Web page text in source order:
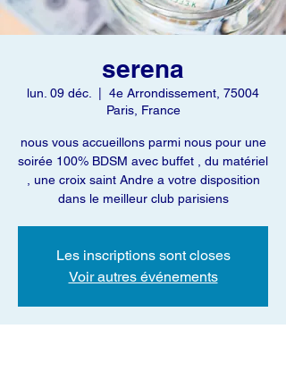
serena
lun. 09 déc.
4e Arrondissement, 75004
Paris, France
nous vous accueillons parmi nous pour une
soirée 100% BDSM avec buffet , du matériel
, une croix saint Andre a votre disposition
dans le meilleur club parisiens
Les inscriptions sont closes
Voir autres événements